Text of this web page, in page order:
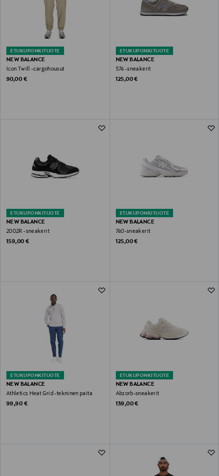
ETUKUPONKITUOTE
NEW BALANCE
Icon Twill -cargohousut
Original Price
90,00 €
ETUKUPONKITUOTE
NEW BALANCE
574 -sneakerit
Original Price
125,00 €
ETUKUPONKITUOTE
NEW BALANCE
2002R -sneakerit
Original Price
159,00 €
ETUKUPONKITUOTE
NEW BALANCE
740-sneakerit
Original Price
125,00 €
ETUKUPONKITUOTE
NEW BALANCE
Athletics Heat Grid -tekninen paita
Original Price
99,90 €
ETUKUPONKITUOTE
NEW BALANCE
Abzorb-sneakerit
Original Price
139,00 €